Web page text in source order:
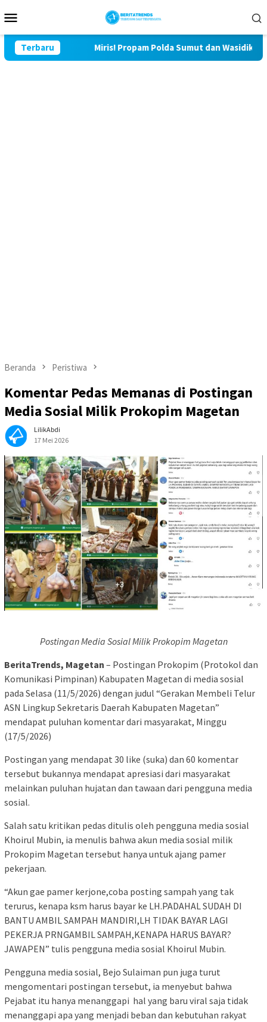
ke
Mobile
Terbaru
Lor Miris! Propam Polda Sumut dan Wasidik
Beranda Peristiwa
Komentar Pedas Memanas di Postingan
Media Sosial Milik Prokopim Magetan
LilikAbdi
17 Mei 2026
Postingan Media Sosial Milik Prokopim Magetan
BeritaTrends, Magetan – Postingan Prokopim (Protokol dan
Komunikasi Pimpinan) Kabupaten Magetan di media sosial
pada Selasa (11/5/2026) dengan judul “Gerakan Membeli Telur
ASN Lingkup Sekretaris Daerah Kabupaten Magetan”
mendapat puluhan komentar dari masyarakat, Minggu
(17/5/2026)
Postingan yang mendapat 30 like (suka) dan 60 komentar
tersebut bukannya mendapat apresiasi dari masyarakat
melainkan puluhan hujatan dan tawaan dari pengguna media
sosial.
Salah satu kritikan pedas ditulis oleh pengguna media sosial
Khoirul Mubin, ia menulis bahwa akun media sosial milik
Prokopim Magetan tersebut hanya untuk ajang pamer
pekerjaan.
“Akun gae pamer kerjone,coba posting sampah yang tak
terurus, kenapa ksm harus bayar ke LH.PADAHAL SUDAH DI
BANTU AMBIL SAMPAH MANDIRI,LH TIDAK BAYAR LAGI
PEKERJA PRNGAMBIL SAMPAH,KENAPA HARUS BAYAR?
JAWAPEN” tulis pengguna media sosial Khoirul Mubin.
Pengguna media sosial, Bejo Sulaiman pun juga turut
mengomentari postingan tersebut, ia menyebut bahwa
Pejabat itu hanya menanggapi hal yang baru viral saja tidak
menanggapi apa yang menjadi beban dan kebutuhan rakyat